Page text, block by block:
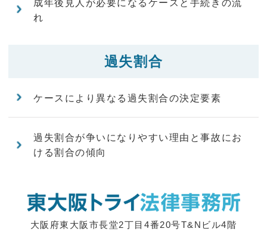
成年後見人が必要になるケースと手続きの流
れ
過失割合
ケースにより異なる過失割合の決定要素
過失割合が争いになりやすい理由と事故にお
ける割合の傾向
大阪府東大阪市長堂2丁目4番20号T&Nビル4階